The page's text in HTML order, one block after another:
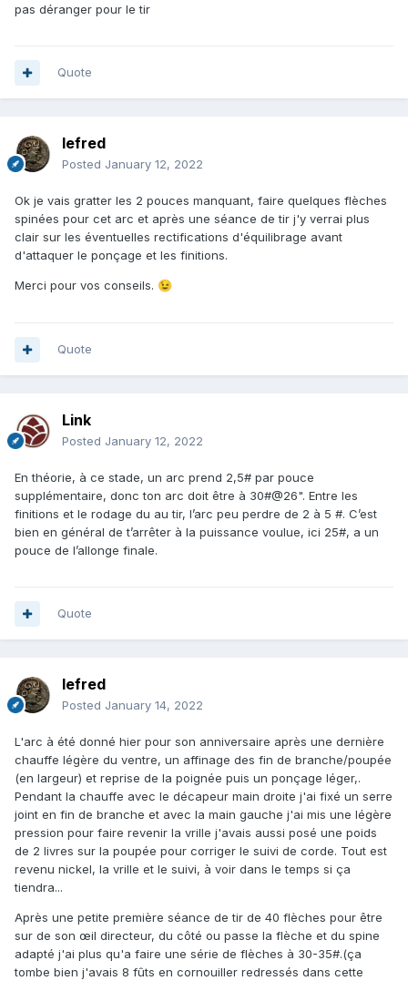
pas déranger pour le tir
Quote
lefred
Posted January 12, 2022
Ok je vais gratter les 2 pouces manquant, faire quelques flèches
spinées pour cet arc et après une séance de tir j'y verrai plus
clair sur les éventuelles rectifications d'équilibrage avant
d'attaquer le ponçage et les finitions.
Merci pour vos conseils. 😉
Quote
Link
Posted January 12, 2022
En théorie, à ce stade, un arc prend 2,5# par pouce
supplémentaire, donc ton arc doit être à 30#@26". Entre les
finitions et le rodage du au tir, l’arc peu perdre de 2 à 5 #. C’est
bien en général de t’arrêter à la puissance voulue, ici 25#, a un
pouce de l’allonge finale.
Quote
lefred
Posted January 14, 2022
L'arc à été donné hier pour son anniversaire après une dernière
chauffe légère du ventre, un affinage des fin de branche/poupée
(en largeur) et reprise de la poignée puis un ponçage léger,.
Pendant la chauffe avec le décapeur main droite j'ai fixé un serre
joint en fin de branche et avec la main gauche j'ai mis une légère
pression pour faire revenir la vrille j'avais aussi posé une poids
de 2 livres sur la poupée pour corriger le suivi de corde. Tout est
revenu nickel, la vrille et le suivi, à voir dans le temps si ça
tiendra...
Après une petite première séance de tir de 40 flèches pour être
sur de son œil directeur, du côté ou passe la flèche et du spine
adapté j'ai plus qu'a faire une série de flèches à 30-35#.(ça
tombe bien j'avais 8 fûts en cornouiller redressés dans cette